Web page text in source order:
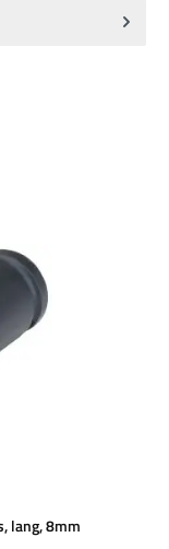
lang, 8mm